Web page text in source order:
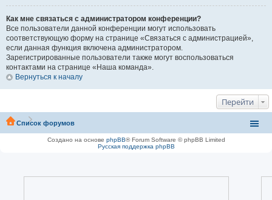
Как мне связаться с администратором конференции?
Все пользователи данной конференции могут использовать
соответствующую форму на странице «Связаться с администрацией»,
если данная функция включена администратором.
Зарегистрированные пользователи также могут воспользоваться
контактами на странице «Наша команда».
Вернуться к началу
Перейти
Список форумов
Создано на основе phpBB® Forum Software © phpBB Limited
Русская поддержка phpBB